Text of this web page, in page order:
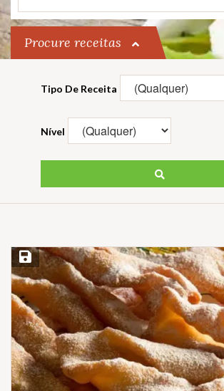
Procure receitas
Tipo De Receita
Nível
Salvar Receita